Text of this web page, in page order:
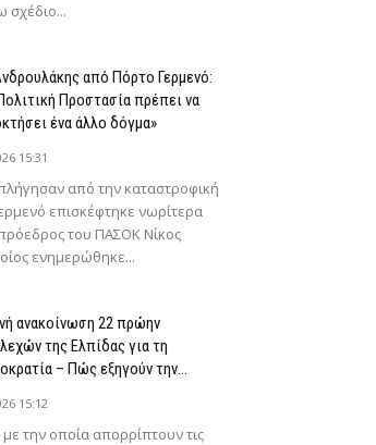
σχέδιο...
από Πόρτο Γερμενό:
Προστασία πρέπει να
ένα άλλο δόγμα»
15:31
από την καταστροφική
επισκέφτηκε νωρίτερα
του ΠΑΣΟΚ Νίκος
ενημερώθηκε...
ανακοίνωση 22 πρώην
της Ελπίδας για τη
– Πώς εξηγούν την...
15:12
την οποία απορρίπτουν τις